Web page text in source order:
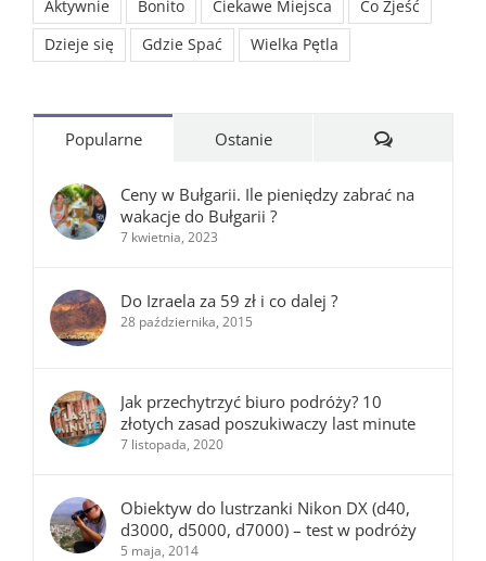
Aktywnie Bonito Ciekawe Miejsca
Co Zjeść
Dzieje się
Gdzie Spać Wielka Pętla
Popularne Ostanie Komentarze
Ceny w Bułgarii. Ile pieniędzy zabrać na
wakacje do Bułgarii ?
7 kwietnia, 2023
Do Izraela za 59 zł i co dalej ?
28 października, 2015
Jak przechytrzyć biuro podróży? 10
złotych zasad poszukiwaczy last minute
7 listopada, 2020
Obiektyw do lustrzanki Nikon DX (d40,
d3000, d5000, d7000) – test w podróży
5 maja, 2014